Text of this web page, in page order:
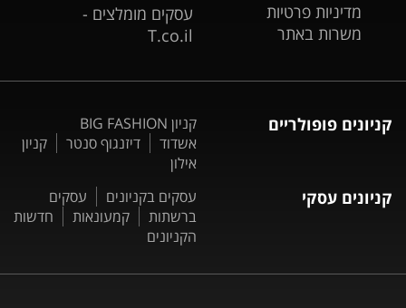
מדיניות פרטיות
משרות באתר
עסקים מומלצים -
T.co.il
קניונים פופולריים
קניון BIG FASHION
אשדוד
דיזנגוף סנטר
קניון
אילון
קניונים עסקי עסקים בקניונים
עסקים
ברשתות
קמעונאות
חדשות
הקניונים